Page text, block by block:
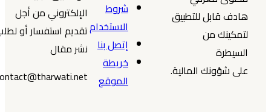
هادف قابل للتطبيق
لتمكينك من
السيطرة
على شؤونك المالية.
شروط
الاستخدام
إتصل بنا
خريطة
الموقع
الإلكتروني من أجل
تقديم استفسار أو لطلب
نشر مقال
contact@tharwati.net